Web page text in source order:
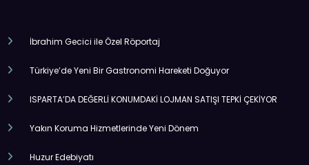
İbrahim Gecici ile Özel Röportaj
Türkiye’de Yeni Bir Gastronomi Hareketi Doğuyor
ISPARTA’DA DEĞERLİ KONUMDAKİ LOJMAN SATIŞI TEPKİ ÇEKİYOR
Yakın Koruma Hizmetlerinde Yeni Dönem
Huzur Edebiyatı